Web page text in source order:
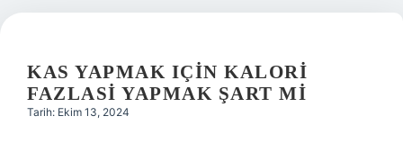
KAS YAPMAK IÇIN KALORI
FAZLASI YAPMAK ŞART MI
Tarih: Ekim 13, 2024